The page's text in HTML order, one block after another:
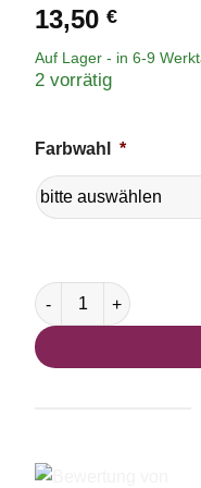
13,50 €
Auf Lager - in 6-9
2 vorrätig
Farbwahl *
Edelstahl Ohrringe